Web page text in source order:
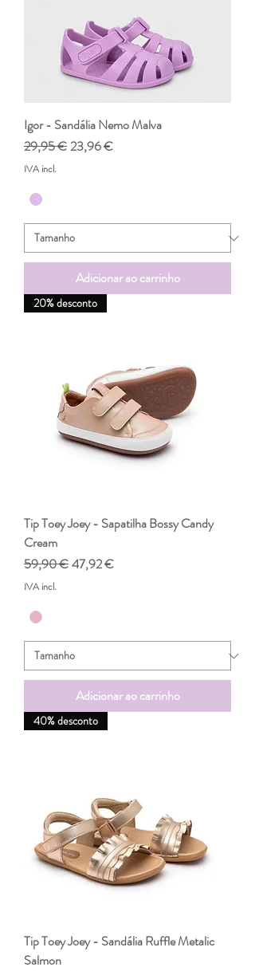
Igor - Sandália Nemo Malva
Preço normal
29,95 €Preço promocional
23,96 €
IVA incl.
Adicionar ao carrinho
20% desconto
Tip Toey Joey - Sapatilha Bossy Candy
Cream
Preço normal
59,90 €Preço promocional
47,92 €
IVA incl.
Adicionar ao carrinho
40% desconto
Tip Toey Joey - Sandália Ruffle Metalic
Salmon